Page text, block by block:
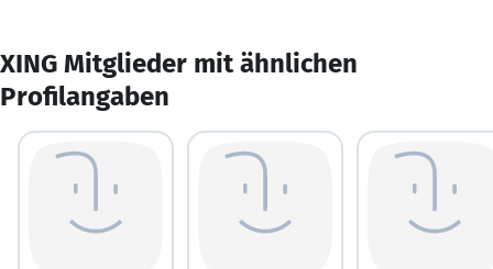
XING Mitglieder mit ähnlichen
Profilangaben